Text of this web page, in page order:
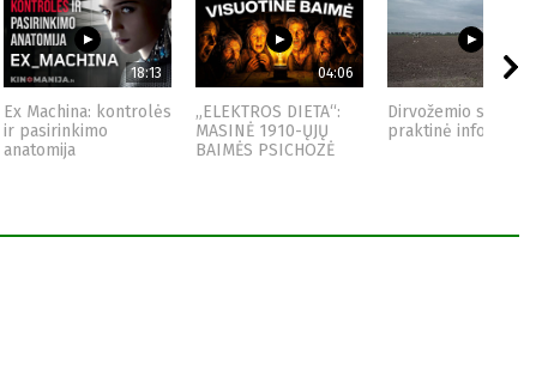
18:13
Ex Machina: kontrolės
ir pasirinkimo
anatomija
04:06
„ELEKTROS DIETA“:
MASINĖ 1910-ŲJŲ
BAIMĖS PSICHOZĖ
03:23
Dirvožemio sveikata -
praktinė informacija